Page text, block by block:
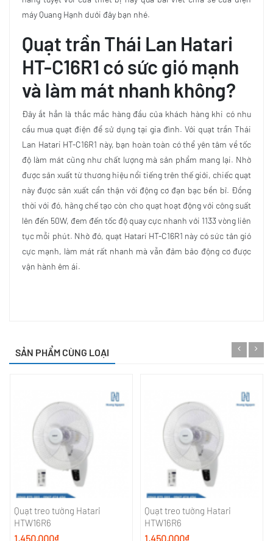
máy Quang Hạnh dưới đây bạn nhé.
Quạt trần Thái Lan Hatari
HT-C16R1 có sức gió mạnh
và làm mát nhanh không?
Đây ắt hẳn là thắc mắc hàng đầu của khách hàng khi có nhu
cầu mua quạt điện để sử dụng tại gia đình. Với quạt trần Thái
Lan Hatari HT-C16R1 này, bạn hoàn toàn có thể yên tâm về tốc
độ làm mát cũng như chất lượng mà sản phẩm mang lại. Nhờ
được sản xuất từ thương hiệu nổi tiếng trên thế giới, chiếc quạt
này được sản xuất cẩn thận với động cơ đạn bạc bền bỉ. Đồng
thời với đó, hãng chế tạo còn cho quạt hoạt động với công suất
lên đến 50W, đem đến tốc độ quay cực nhanh với 1133 vòng liên
tục mỗi phút. Nhờ đó, quạt Hatari HT-C16R1 này có sức tản gió
cực mạnh, làm mát rất nhanh mà vẫn đảm bảo động cơ được
vận hành êm ái.
SẢN PHẨM CÙNG LOẠI
Quạt treo tường Hatari
HTW16R6
1,450,000₫
Quạt treo tường Hatari
HTW16R6
1,450,000₫